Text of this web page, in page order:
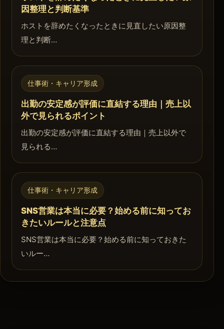
因整理と判断基準
ホストを辞めたくなったときに見直したい原因整
理と判断…
仕事術・キャリア形成
出勤の安定感が評価に直結する理由｜売上以
外で見られるポイント
出勤の安定感が評価に直結する理由｜売上以外で
見られる…
仕事術・キャリア形成
SNS営業は本当に必要？始める前に知ってお
きたいルールと注意点
SNS営業は本当に必要？始める前に知っておきた
いルー…